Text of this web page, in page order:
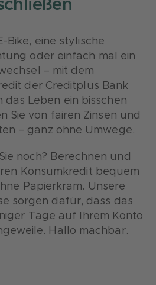
Bike, eine stylische
oder einfach mal ein
– mit dem
der Creditplus Bank
das Leben ein bisschen
Sie von fairen Zinsen und
– ganz ohne Umwege.
noch? Berechnen und
Konsumkredit bequem
Papierkram. Unsere
sorgen dafür, dass das
Tage auf Ihrem Konto
Hallo machbar.